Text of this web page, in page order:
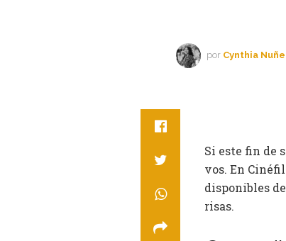
por Cynthia
Si este fin de
vos. En
disponibles
risas.